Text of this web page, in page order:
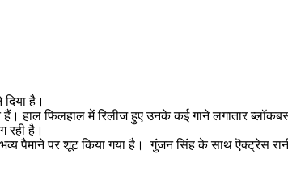
है।
हाल फिलहाल में रिलीज हुए उनके कई गाने लगातार
रही है।
पैमाने पर शूट किया गया है। गुंजन सिंह के साथ ऎक्ट्रेस